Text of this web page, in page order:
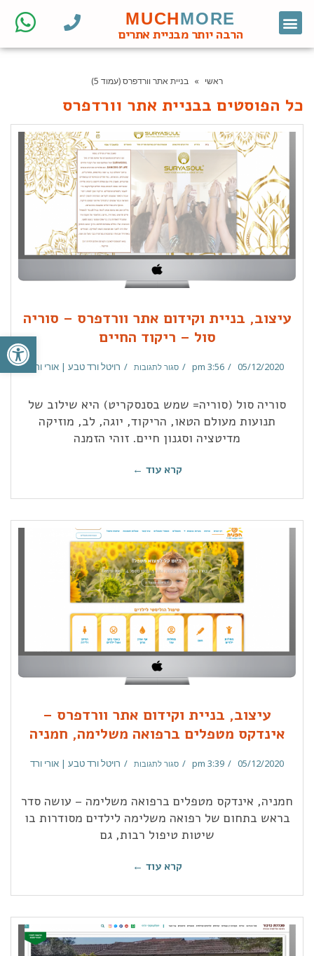
MUCHMORE
הרבה יותר מבניית אתרים
ראשי » בניית אתר וורדפרס (עמוד 5)
כל הפוסטים בבניית אתר וורדפרס
עיצוב, בניית וקידום אתר וורדפרס – סוריה
סול – ריקוד החיים
05/12/2020
3:56 pm סגור לתגובות רויטל ורד טבע | אורי ורד
סוריה סול (סוריה= שמש בסנסקריט) היא שילוב של
תנועות מעולם הטאו, הריקוד, יוגה, לב, מוזיקה
מדיטציה וסגנון חיים. זוהי הזמנה
קרא עוד ←
עיצוב, בניית וקידום אתר וורדפרס –
אינדקס מטפלים ברפואה משלימה, חמניה
05/12/2020
3:39 pm סגור לתגובות רויטל ורד טבע | אורי ורד
חמניה, אינדקס מטפלים ברפואה משלימה – עושה סדר
בראש בתחום של רפואה משלימה לילדים מסודרות בו
שיטות טיפול רבות, גם
קרא עוד ←
פתח